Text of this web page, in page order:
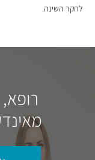
לחקר השינה.